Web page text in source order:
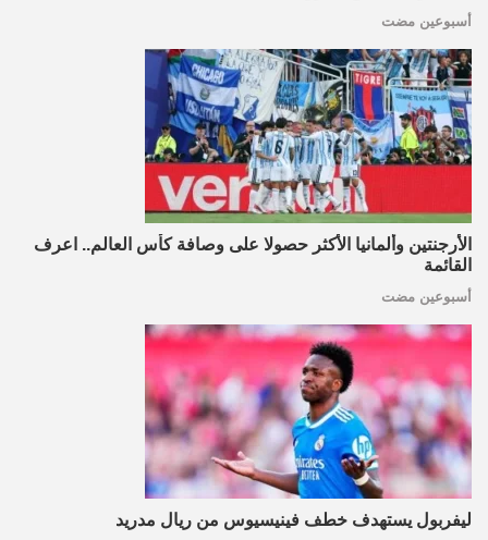
أسبوعين مضت
الأرجنتين وألمانيا الأكثر حصولا على وصافة كأس العالم.. اعرف
القائمة
أسبوعين مضت
ليفربول يستهدف خطف فينيسيوس من ريال مدريد